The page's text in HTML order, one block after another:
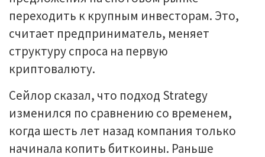
переходить к крупным инвесторам. Это,
считает предприниматель, меняет
структуру спроса на первую
криптовалюту.
Сейлор сказал, что подход Strategy
изменился по сравнению со временем,
когда шесть лет назад компания только
начинала копить биткоины. Раньше